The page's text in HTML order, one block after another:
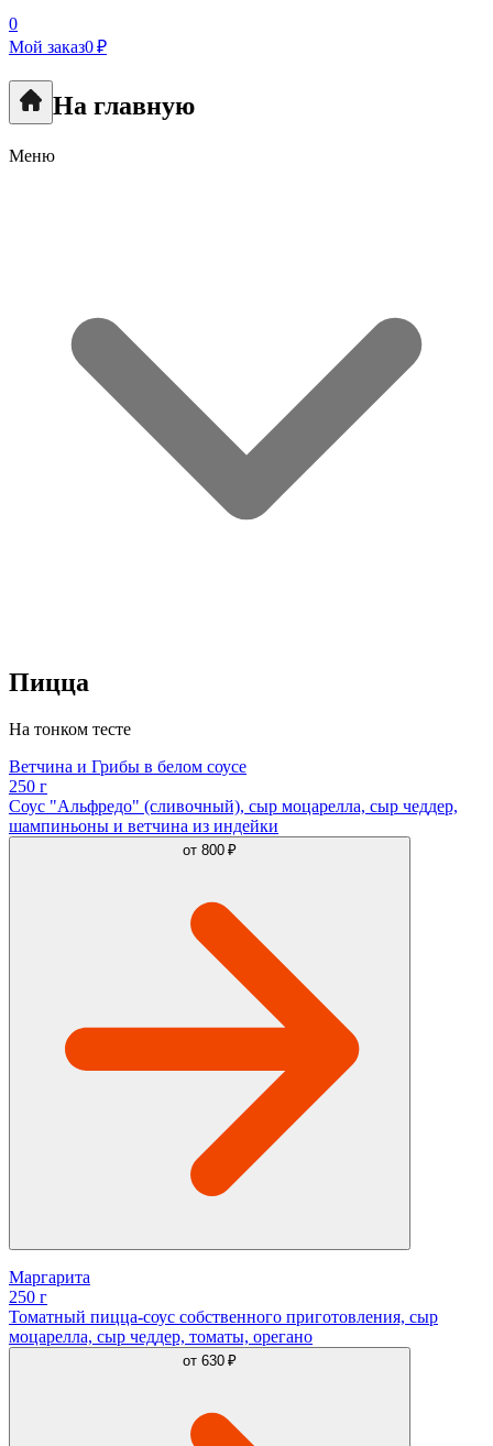
0
Мой заказ0 ₽
На главную
Меню
Пицца
На тонком тесте
Ветчина и Грибы в белом соусе
250 г
Соус "Альфредо" (сливочный), сыр моцарелла, сыр чеддер,
шампиньоны и ветчина из индейки
от 800 ₽
Маргарита
250 г
Томатный пицца-соус собственного приготовления, сыр
моцарелла, сыр чеддер, томаты, орегано
от 630 ₽